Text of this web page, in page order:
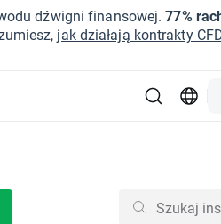
dźwigni finansowej.77%
jak działają kontrakty